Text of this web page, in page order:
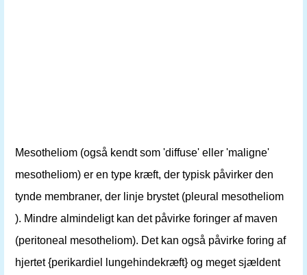
Mesotheliom (også kendt som 'diffuse' eller 'maligne'
mesotheliom) er en type kræft, der typisk påvirker den
tynde membraner, der linje brystet (pleural mesotheliom
). Mindre almindeligt kan det påvirke foringer af maven
(peritoneal mesotheliom). Det kan også påvirke foring af
hjertet {perikardiel lungehindekræft} og meget sjældent